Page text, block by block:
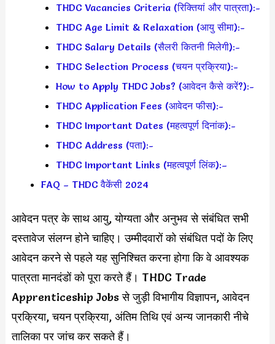
THDC Vacancies Criteria (रिक्तियां और पात्रता):-
THDC Age Limit & Relaxation (आयु सीमा):-
THDC Salary Details (सैलरी कितनी मिलेगी):-
THDC Selection Process (चयन प्रक्रिया):-
How to Apply THDC Jobs? (आवेदन कैसे करें?):-
THDC Application Fees (आवेदन फीस):-
THDC Important Dates (महत्वपूर्ण दिनांक):-
THDC Address (पता):-
THDC Important Links (महत्वपूर्ण लिंक):–
FAQ – THDC वैकेंसी 2024
आवेदन पत्र के साथ आयु, योग्यता और अनुभव से संबंधित सभी
दस्तावेज संलग्न होने चाहिए। उम्मीदवारों को संबंधित पदों के लिए
आवेदन करने से पहले यह सुनिश्चित करना होगा कि वे आवश्यक
पात्रता मानदंडों को पूरा करते हैं। THDC Trade
Apprenticeship Jobs से जुड़ी विभागीय विज्ञापन, आवेदन
प्रक्रिया, चयन प्रक्रिया, अंतिम तिथि एवं अन्य जानकारी नीचे
तालिका पर जांच कर सकते हैं।